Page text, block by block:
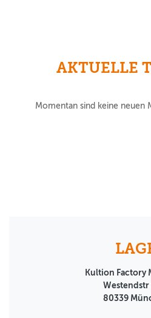
AKTUELLE
Momentan sind keine neuen
Kultion Factory
Westendstr
80339